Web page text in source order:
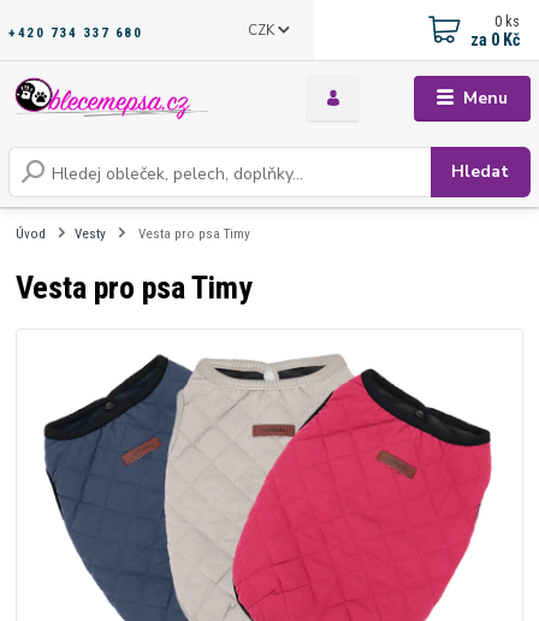
Menu
CZK
Hledat
+420 734 337 680
0 ks
za 0 Kč
Úvod Vesty Vesta pro psa Timy
Vesta pro psa Timy